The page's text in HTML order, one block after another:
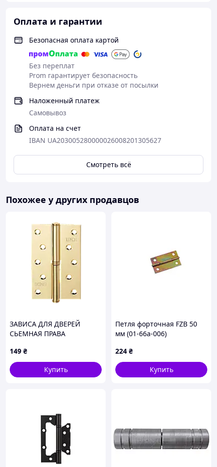
Оплата и гарантии
Безопасная оплата картой
Без переплат
Prom гарантирует безопасность
Вернем деньги при отказе от посылки
Наложенный платеж
Самовывоз
Оплата на счет
IBAN UA203005280000026008201305627
Смотреть всё
Похожее у других продавцов
ЗАВИСА ДЛЯ ДВЕРЕЙ
СЬЕМНАЯ ПРАВА
149 ₴
Купить
Петля форточная FZB 50
мм (01-66a-006)
224 ₴
Купить